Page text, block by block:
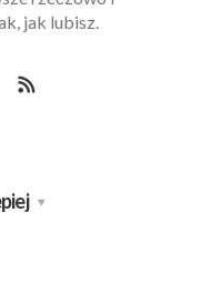
jak lubisz.